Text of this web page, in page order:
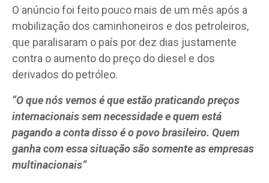
O anúncio foi feito pouco mais de um mês após a
mobilização dos caminhoneiros e dos petroleiros,
que paralisaram o país por dez dias justamente
contra o aumento do preço do diesel e dos
derivados do petróleo.
“O que nós vemos é que estão praticando preços
internacionais sem necessidade e quem está
pagando a conta disso é o povo brasileiro. Quem
ganha com essa situação são somente as empresas
multinacionais”